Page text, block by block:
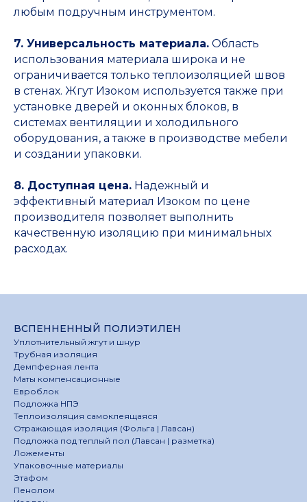
любым подручным инструментом.
7. Универсальность материала. Область
использования материала широка и не
ограничивается только теплоизоляцией швов
в стенах. Жгут Изоком используется также при
установке дверей и оконных блоков, в
системах вентиляции и холодильного
оборудования, а также в производстве мебели
и создании упаковки.
8. Доступная цена. Надежный и
эффективный материал Изоком по цене
производителя позволяет выполнить
качественную изоляцию при минимальных
расходах.
ВСПЕННЕННЫЙ ПОЛИЭТИЛЕН
Уплотнительный жгут и шнур
Трубная изоляция
Демпферная лента
Маты компенсационные
Евроблок
Подложка НПЭ
Теплоизоляция самоклеящаяся
Отражающая изоляция (Фольга | Лавсан)
Подложка под теплый пол (Лавсан | разметка)
Ложементы
Упаковочные материалы
Этафом
Пенолом